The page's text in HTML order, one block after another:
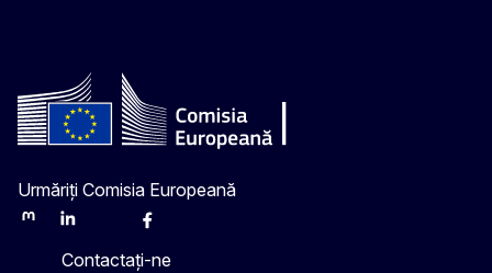
Urmăriți Comisia Europeană
MastodonLinkedInBlueskyFacebook
Contactați-ne